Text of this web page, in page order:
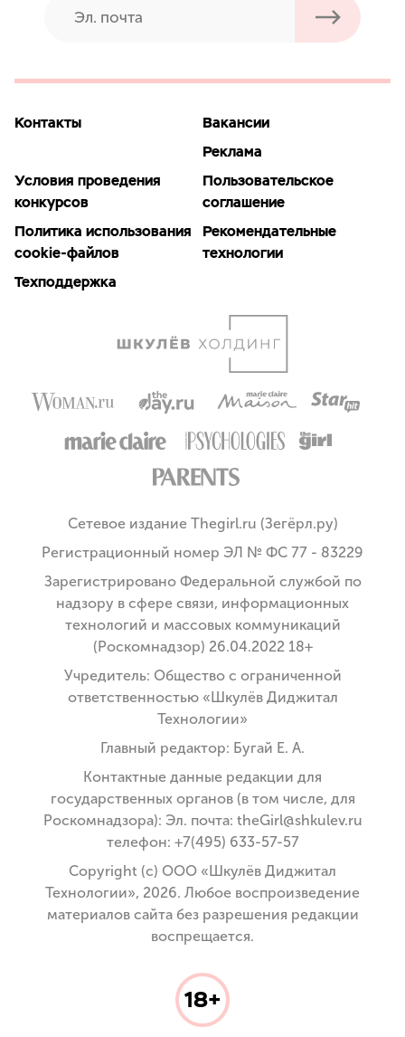
Контакты
Вакансии
Реклама
Условия проведения
конкурсов
Пользовательское
соглашение
Политика использования
cookie-файлов
Рекомендательные
технологии
Техподдержка
Сетевое издание Thegirl.ru (Зегёрл.ру)
Регистрационный номер ЭЛ № ФС 77 - 83229
Зарегистрировано Федеральной службой по
надзору в сфере связи, информационных
технологий и массовых коммуникаций
(Роскомнадзор) 26.04.2022 18+
Учредитель: Общество с ограниченной
ответственностью «Шкулёв Диджитал
Технологии»
Главный редактор: Бугай Е. А.
Контактные данные редакции для
государственных органов (в том числе, для
Роскомнадзора): Эл. почта: theGirl@shkulev.ru
телефон: +7(495) 633-57-57
Copyright (с) ООО «Шкулёв Диджитал
Технологии», 2026. Любое воспроизведение
материалов сайта без разрешения редакции
воспрещается.
18+